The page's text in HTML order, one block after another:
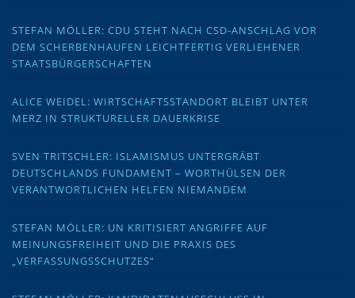
STEFAN MÖLLER: CDU STEHT NACH CSD-ANSCHLAG VOR
DEM SCHERBENHAUFEN LEICHTFERTIG VERLIEHENER
STAATSBÜRGERSCHAFTEN
ALICE WEIDEL: WIRTSCHAFTSSTANDORT BLEIBT UNTER
MERZ IN STRUKTURELLER DAUERKRISE
SVEN TRITSCHLER: ISLAMISMUS UNTERGRÄBT
DEUTSCHLANDS FUNDAMENT – WORTHÜLSEN DER
VERANTWORTLICHEN HELFEN NIEMANDEM
STEFAN MÖLLER: UN KRITISIERT ANGRIFFE AUF
MEINUNGSFREIHEIT UND DIE PRAXIS DES
„VERFASSUNGSSCHUTZES“